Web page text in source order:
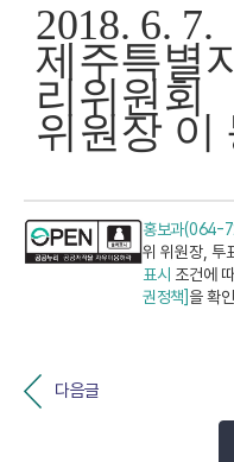
2018. 6. 7.
제주특별
리위원회
위원장 이
홍보과(064-
위 위원장, 투
표시 조건에
권정책]을 확
다음글